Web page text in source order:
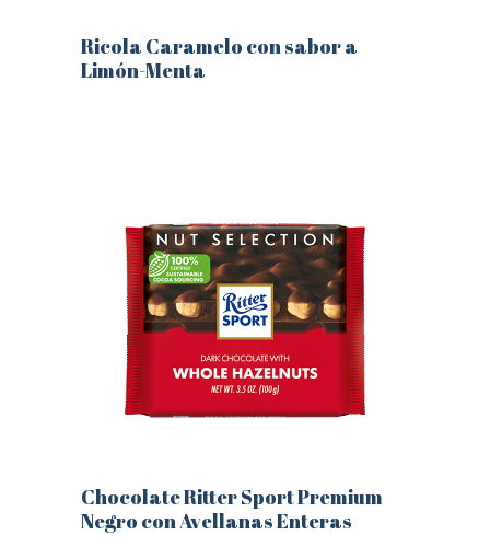
Ricola Caramelo con sabor a
Limón-Menta
se
pueden
elegir
en
la
página
de
producto
Chocolate Ritter Sport Premium
Negro con Avellanas Enteras